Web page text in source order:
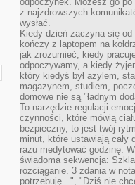
z najzdrowszych
wysłać.
Kiedy dzień zaczyna się
kończy z laptopem na
jak zrozumieć, kiedy
odpoczywamy, a kiedy
który kiedyś był azylem,
magazynem, studiem,
domowe nie są "ładnym
To narzędzie regulacji
czynności, które mówią
bezpieczny, to jest twój
minut, które ustawiają cały
razu medytować godzinę.
świadoma sekwencja:
rozciąganie. 3 zdania w
potrzebuję...", "Dziś nie